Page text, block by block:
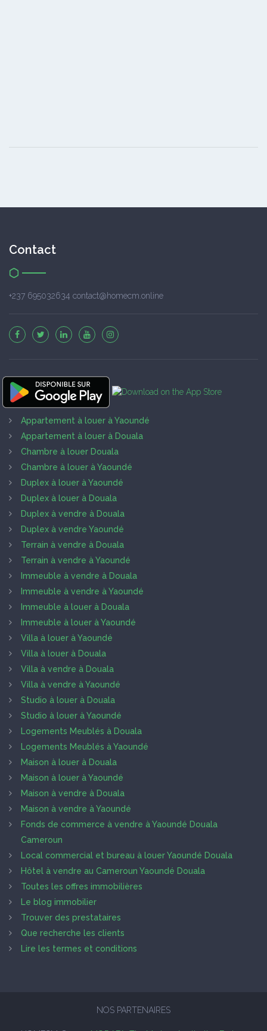
Contact
+237 695032634 contact@homecm.online
Appartement à louer à Yaoundé
Appartement à louer à Douala
Chambre à louer Douala
Chambre à louer à Yaoundé
Duplex à louer à Yaoundé
Duplex à louer à Douala
Duplex à vendre à Douala
Duplex à vendre Yaoundé
Terrain à vendre à Douala
Terrain à vendre à Yaoundé
Immeuble à vendre à Douala
Immeuble à vendre à Yaoundé
Immeuble à louer à Douala
Immeuble à louer à Yaoundé
Villa à louer à Yaoundé
Villa à louer à Douala
Villa à vendre à Douala
Villa à vendre à Yaoundé
Studio à louer à Douala
Studio à louer à Yaoundé
Logements Meublés à Douala
Logements Meublés à Yaoundé
Maison à louer à Douala
Maison à louer à Yaoundé
Maison à vendre à Douala
Maison à vendre à Yaoundé
Fonds de commerce à vendre à Yaoundé Douala
Cameroun
Local commercial et bureau à louer Yaoundé Douala
Hôtel à vendre au Cameroun Yaoundé Douala
Toutes les offres immobilières
Le blog immobilier
Trouver des prestataires
Que recherche les clients
Lire les termes et conditions
NOS PARTENAIRES